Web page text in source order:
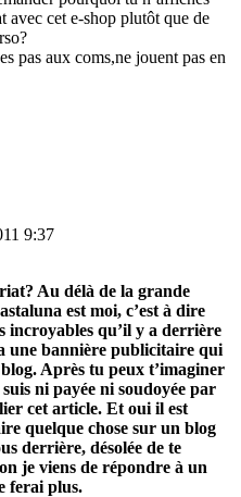
avec cet e-shop plutôt que de
pas aux coms,ne jouent pas en
9:37
Au délà de la grande
est moi, c’est à dire
incroyables qu’il y a derrière
une bannière publicitaire qui
Après tu peux t’imaginer
ni payée ni soudoyée par
cet article. Et oui il est
quelque chose sur un blog
derrière, désolée de te
je viens de répondre à un
ferai plus.